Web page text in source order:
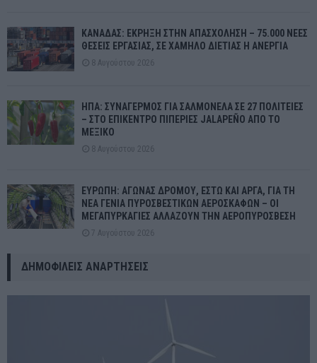
ΚΑΝΑΔΑΣ: ΕΚΡΗΞΗ ΣΤΗΝ ΑΠΑΣΧΟΛΗΣΗ – 75.000 ΝΕΕΣ
ΘΕΣΕΙΣ ΕΡΓΑΣΙΑΣ, ΣΕ ΧΑΜΗΛΟ ΔΙΕΤΙΑΣ Η ΑΝΕΡΓΙΑ
8 Αυγούστου 2026
ΗΠΑ: ΣΥΝΑΓΕΡΜΟΣ ΓΙΑ ΣΑΛΜΟΝΕΛΑ ΣΕ 27 ΠΟΛΙΤΕΙΕΣ
– ΣΤΟ ΕΠΙΚΕΝΤΡΟ ΠΙΠΕΡΙΕΣ JALAPEÑO ΑΠΟ ΤΟ
ΜΕΞΙΚΟ
8 Αυγούστου 2026
ΕΥΡΩΠΗ: ΑΓΩΝΑΣ ΔΡΟΜΟΥ, ΕΣΤΩ ΚΑΙ ΑΡΓΑ, ΓΙΑ ΤΗ
ΝΕΑ ΓΕΝΙΑ ΠΥΡΟΣΒΕΣΤΙΚΩΝ ΑΕΡΟΣΚΑΦΩΝ – ΟΙ
ΜΕΓΑΠΥΡΚΑΓΙΕΣ ΑΛΛΑΖΟΥΝ ΤΗΝ ΑΕΡΟΠΥΡΟΣΒΕΣΗ
7 Αυγούστου 2026
ΔΗΜΟΦΙΛΕΊΣ ΑΝΑΡΤΉΣΕΙΣ